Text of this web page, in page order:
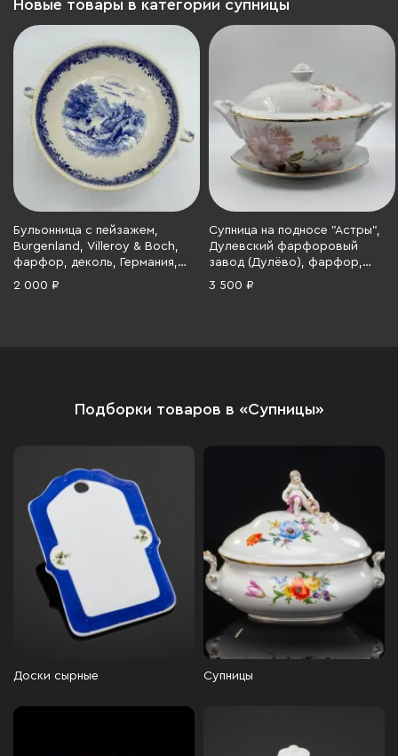
Новые товары в категории супницы
Бульонница с пейзажем,
Burgenland, Villeroy & Boch,
фарфор, деколь, Германия,
1960-1990 гг.
2 000 ₽
Супница на подносе "Астры",
Дулевский фарфоровый
завод (Дулёво), фарфор,
деколь, золочение, СССР,
3 500 ₽
Подборки товаров в «Супницы»
Доски сырные Супницы